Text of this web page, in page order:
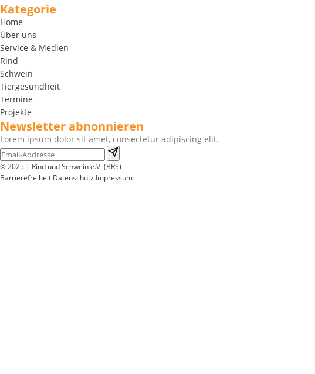
Kategorie
Home
Über uns
Service & Medien
Rind
Schwein
Tiergesundheit
Termine
Projekte
Newsletter abnonnieren
Lorem ipsum dolor sit amet, consectetur adipiscing elit.
© 2025 | Rind und Schwein e.V. (BRS)
Barrierefreiheit Datenschutz Impressum